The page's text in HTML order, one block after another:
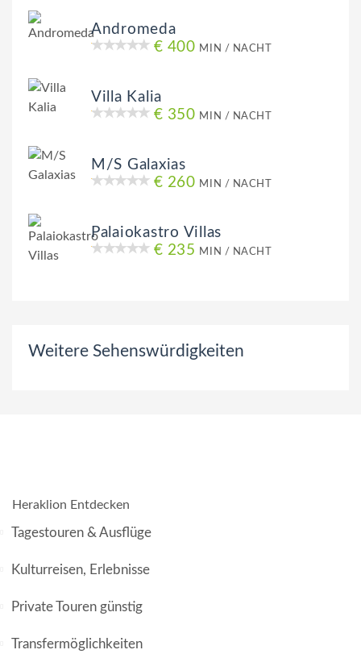
Andromeda
€ 400 MIN / NACHT
Villa Kalia
€ 350 MIN / NACHT
M/S Galaxias
€ 260 MIN / NACHT
Palaiokastro Villas
€ 235 MIN / NACHT
Weitere Sehenswürdigkeiten
Heraklion Entdecken
Tagestouren & Ausflüge
Kulturreisen, Erlebnisse
Private Touren günstig
Transfermöglichkeiten